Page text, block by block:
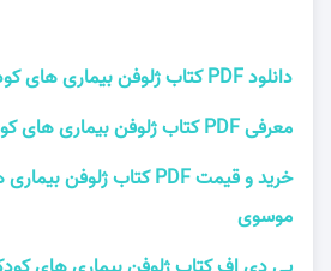
دانلود PDF کتاب ژلوفن بیماری های کودکان 2 فاطمه موسوی
معرفی PDF کتاب ژلوفن بیماری های کودکان 2 فاطمه موسوی
موسوی